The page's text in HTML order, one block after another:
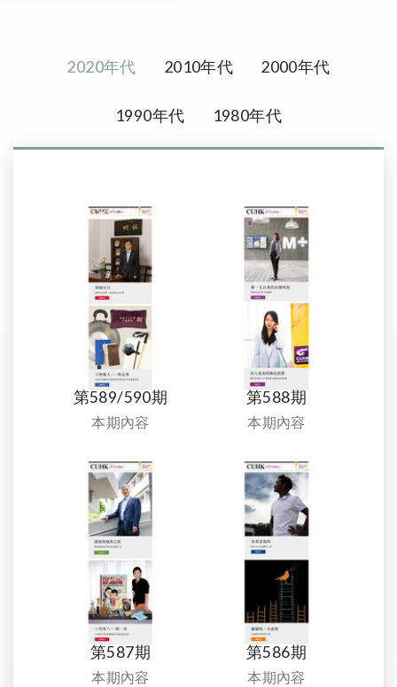
2020年代 2010年代 2000年代
1990年代 1980年代
第589/590期
本期內容
第588期
本期內容
第587期
本期內容
第586期
本期內容